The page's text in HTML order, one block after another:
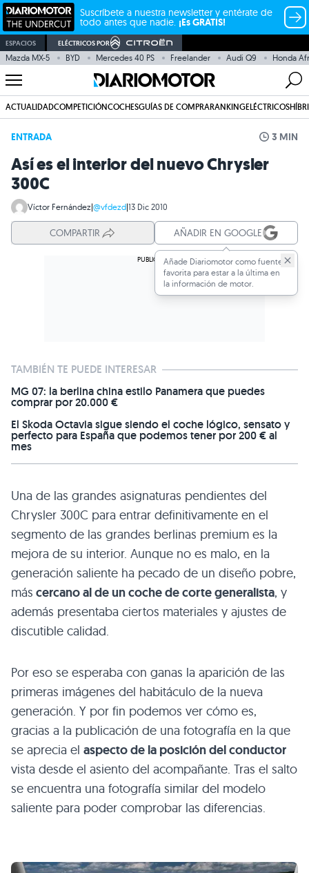
Suscríbete a nuestra newsletter y entérate de
todo antes que nadie. ¡Es GRATIS!
ESPACIOS ELÉCTRICOS POR
Mazda MX-5 BYD Mercedes 40 PS Freelander Audi Q9 Honda
ACTUALIDADCOMPETICIÓNCOCHESGUÍAS DE COMPRARANKINGELÉCTRICOS
ENTRADA 3 MIN
Así es el interior del nuevo Chrysler
300C
Víctor Fernández|@vfdezd|13 Dic 2010
COMPARTIR AÑADIR EN GOOGLE
Añade Diariomotor como fuente
favorita para estar a la última en
la información de motor.
TAMBIÉN TE PUEDE INTERESAR
MG 07: la berlina china estilo Panamera que puedes
comprar por 20.000 €
El Skoda Octavia sigue siendo el coche lógico, sensato y
perfecto para España que podemos tener por 200 € al
mes
Una de las grandes asignaturas pendientes del
Chrysler 300C para entrar definitivamente en el
segmento de las grandes berlinas premium es la
mejora de su interior. Aunque no es malo, en la
generación saliente ha pecado de un diseño pobre,
más cercano al de un coche de corte generalista, y
además presentaba ciertos materiales y ajustes de
discutible calidad.
Por eso se esperaba con ganas la aparición de las
primeras imágenes del habitáculo de la nueva
generación. Y por fin podemos ver cómo es,
gracias a la publicación de una fotografía en la que
se aprecia el aspecto de la posición del conductor
vista desde el asiento del acompañante. Tras el salto
se encuentra una fotografía similar del modelo
saliente para poder comprobar las diferencias.